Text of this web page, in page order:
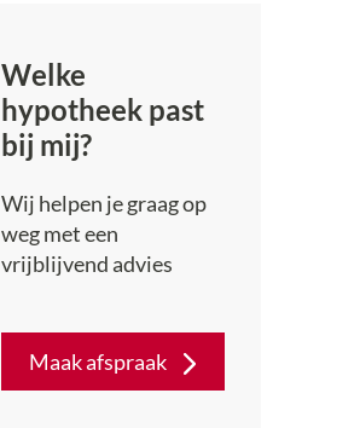
Welke
hypotheek past
bij mij?
Wij helpen je graag op
weg met een
vrijblijvend advies
Maak afspraak